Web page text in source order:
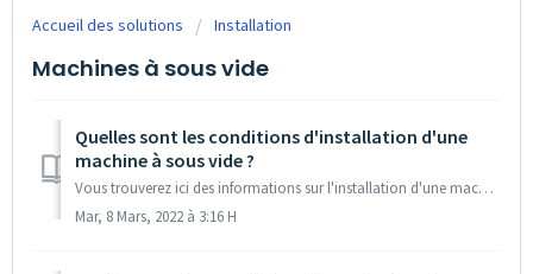
Accueil des solutions Installation
Machines à sous vide
Quelles sont les conditions d'installation d'une
machine à sous vide ?
Vous trouverez ici des informations sur l'installation d'une machine à sous vide. Installation Étape 1 : La machine est déjà remplie d...
Mar, 8 Mars, 2022 à 3:16 H